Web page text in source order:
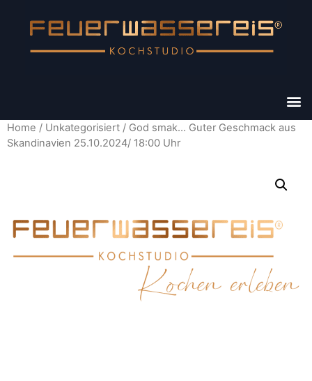
Home / Unkategorisiert / God smak… Guter Geschmack aus
Skandinavien 25.10.2024/ 18:00 Uhr